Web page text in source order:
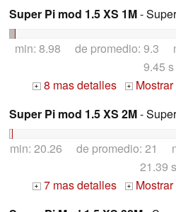
Super Pi mod 1.5 XS 1M-
min: 8.98 de promedio: 9.3
9.45 s
+ 8 mas detalles +
Super Pi mod 1.5 XS 2M-
min: 20.26 de promedio: 21
21.39 s
+ 7 mas detalles +